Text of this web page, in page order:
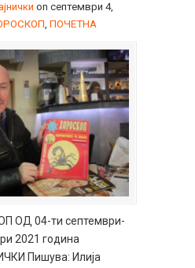
on септември 4,
, ПОЧЕТНА
ОД 04-ти септември-
2021 година
Пишува: Илија